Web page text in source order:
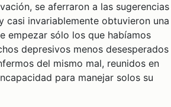
se aferraron a las sugerencias
casi invariablemente obtuvieron una
empezar sólo los que habíamos
depresivos menos desesperados
del mismo mal, reunidos en
para manejar solos su